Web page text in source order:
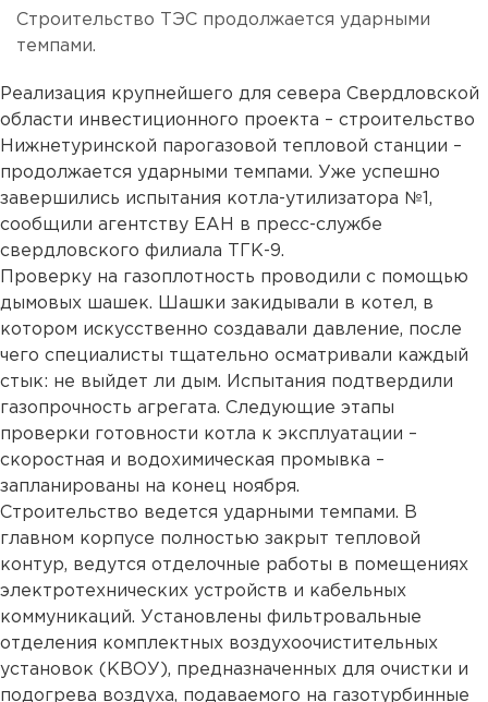
Строительство ТЭС продолжается ударными
темпами.
Реализация крупнейшего для севера Свердловской
области инвестиционного проекта – строительство
Нижнетуринской парогазовой тепловой станции –
продолжается ударными темпами. Уже успешно
завершились испытания котла-утилизатора №1,
сообщили агентству ЕАН в пресс-службе
свердловского филиала ТГК-9.
Проверку на газоплотность проводили с помощью
дымовых шашек. Шашки закидывали в котел, в
котором искусственно создавали давление, после
чего специалисты тщательно осматривали каждый
стык: не выйдет ли дым. Испытания подтвердили
газопрочность агрегата. Следующие этапы
проверки готовности котла к эксплуатации –
скоростная и водохимическая промывка –
запланированы на конец ноября.
Строительство ведется ударными темпами. В
главном корпусе полностью закрыт тепловой
контур, ведутся отделочные работы в помещениях
электротехнических устройств и кабельных
коммуникаций. Установлены фильтровальные
отделения комплектных воздухоочистительных
установок (КВОУ), предназначенных для очистки и
подогрева воздуха, подаваемого на газотурбинные